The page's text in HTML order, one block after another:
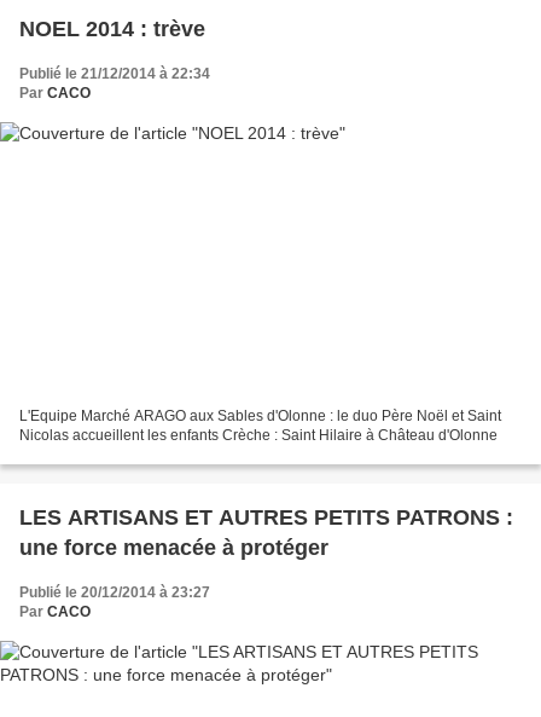
NOEL 2014 : trève
Publié le 21/12/2014 à 22:34
Par CACO
L'Equipe Marché ARAGO aux Sables d'Olonne : le duo Père Noël et Saint
Nicolas accueillent les enfants Crèche : Saint Hilaire à Château d'Olonne
LES ARTISANS ET AUTRES PETITS PATRONS :
une force menacée à protéger
Publié le 20/12/2014 à 23:27
Par CACO